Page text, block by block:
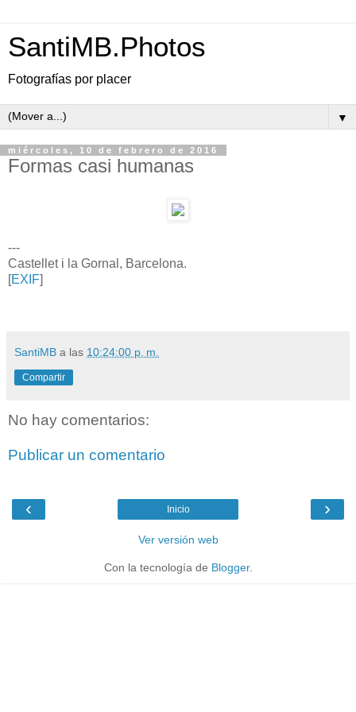
SantiMB.Photos
Fotografías por placer
▼
miércoles, 10 de febrero de 2016
Formas casi humanas
---
Castellet i la Gornal, Barcelona.
[EXIF]
SantiMB a las 10:24:00 p. m.
Compartir
No hay comentarios:
Publicar un comentario
‹ ›
Inicio
Ver versión web
Con la tecnología de Blogger.